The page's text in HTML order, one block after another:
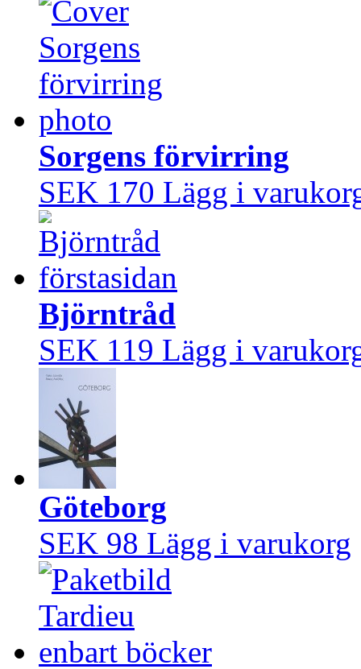
Sorgens förvirring
SEK 170 Lägg i
Björntråd
SEK 119 Lägg i
Göteborg
SEK 98 Lägg i varukorg